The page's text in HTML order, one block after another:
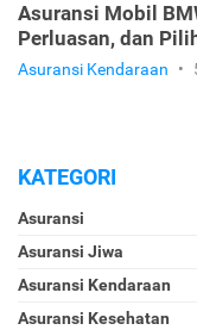
Asuransi Mobil
Perluasan, dan
Asuransi Kendaraan •
KATEGORI
Asuransi
Asuransi Jiwa
Asuransi Kendaraan
Asuransi Kesehatan